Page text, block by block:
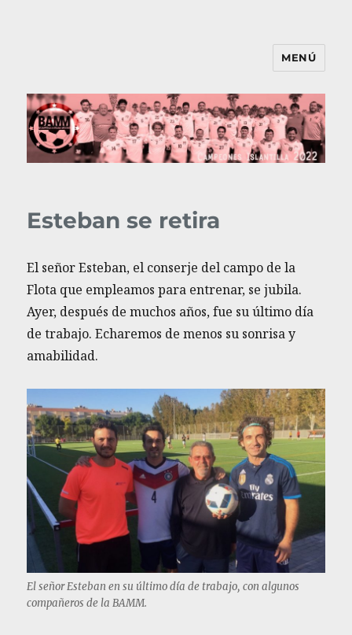
MENÚ
Esteban se retira
El señor Esteban, el conserje del campo de la
Flota que empleamos para entrenar, se jubila.
Ayer, después de muchos años, fue su último día
de trabajo. Echaremos de menos su sonrisa y
amabilidad.
El señor Esteban en su último día de trabajo, con algunos
compañeros de la BAMM.